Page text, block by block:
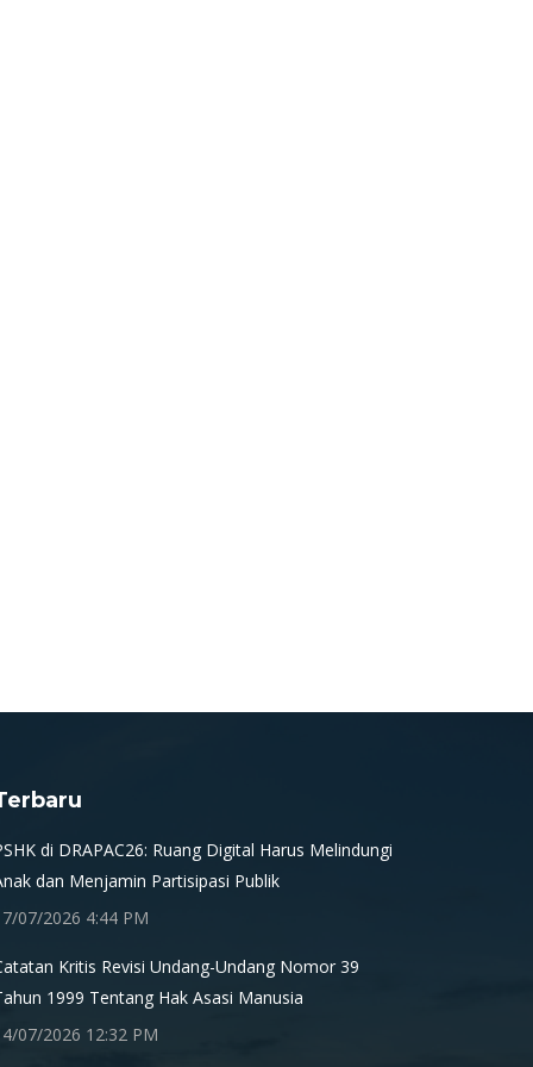
di DRAPAC26: Ruang Digital Harus Melindungi
dan Menjamin Partisipasi Publik
07/2026 4:44 PM
Kritis Revisi Undang-Undang Nomor 39
1999 Tentang Hak Asasi Manusia
07/2026 12:32 PM